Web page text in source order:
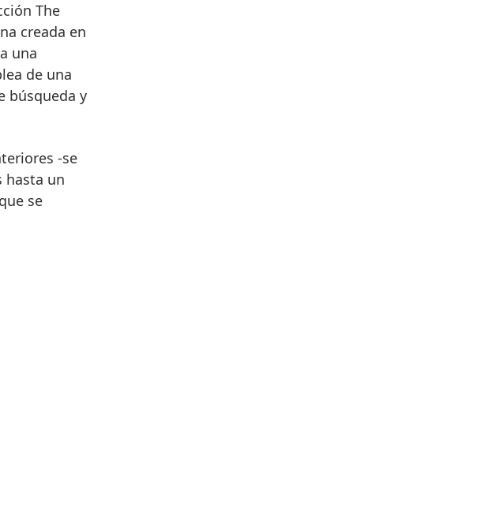
The
creada en
una
de una
búsqueda y
-se
hasta un
se